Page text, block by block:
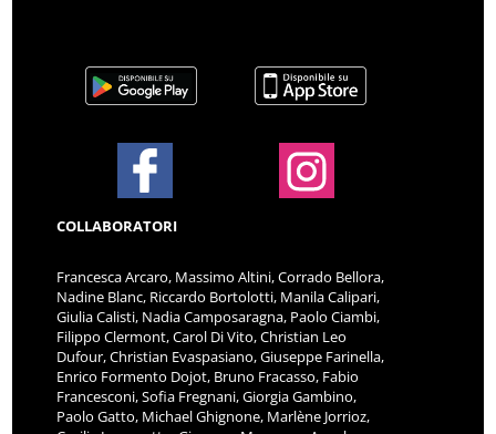
COLLABORATORI
Francesca Arcaro, Massimo Altini, Corrado Bellora,
Nadine Blanc, Riccardo Bortolotti, Manila Calipari,
Giulia Calisti, Nadia Camposaragna, Paolo Ciambi,
Filippo Clermont, Carol Di Vito, Christian Leo
Dufour, Christian Evaspasiano, Giuseppe Farinella,
Enrico Formento Dojot, Bruno Fracasso, Fabio
Francesconi, Sofia Fregnani, Giorgia Gambino,
Paolo Gatto, Michael Ghignone, Marlène Jorrioz,